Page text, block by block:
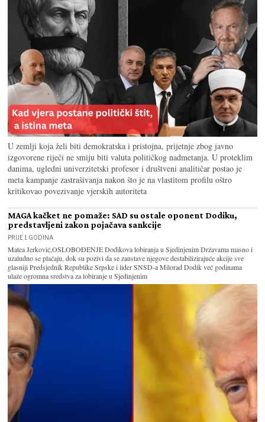
U zemlji koja želi biti demokratska i pristojna, prijetnje zbog javno
izgovorene riječi ne smiju biti valuta političkog nadmetanja. U proteklim
danima, ugledni univerzitetski profesor i društveni analitičar postao je
meta kampanje zastrašivanja nakon što je na vlastitom profilu oštro
kritikovao povezivanje vjerskih autoriteta
MAGA kačket ne pomaže: SAD su ostale oponent Dodiku,
predstavljeni zakon pojačava sankcije
PRIJE 1 GODINA
Matea Jerković,OSLOBOĐENJE Dodikova lobiranja u Sjedinjenim Državama masno i
uzaludno se plaćaju, dok su pozivi da se zaustave njegove destabilizirajuće akcije sve
glasniji Predsjednik Republike Srpske i lider SNSD-a Milorad Dodik već godinama
ulaže ogromna sredstva za lobiranje u Sjedinjenim